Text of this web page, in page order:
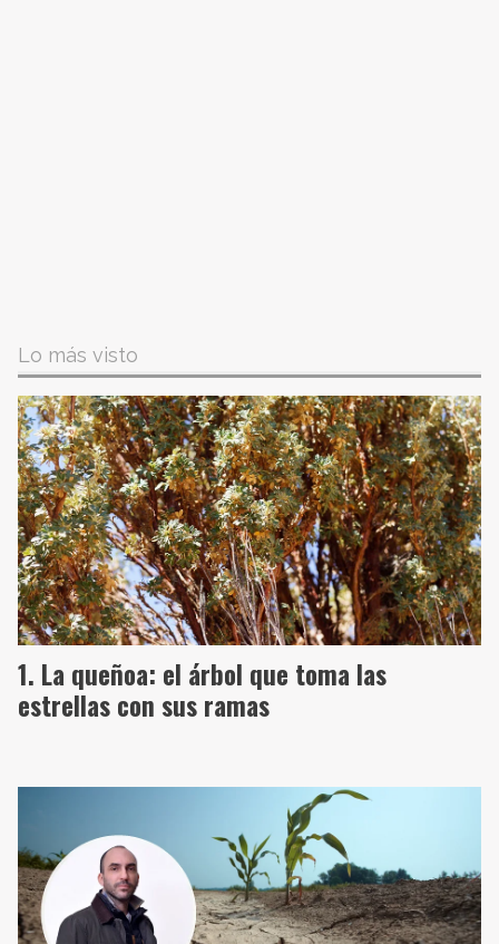
Lo más visto
La queñoa: el árbol que toma las
estrellas con sus ramas